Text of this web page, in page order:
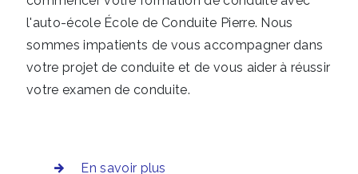
l'auto-école École de Conduite Pierre. Nous
sommes impatients de vous accompagner dans
votre projet de conduite et de vous aider à réussir
votre examen de conduite.
En savoir plus